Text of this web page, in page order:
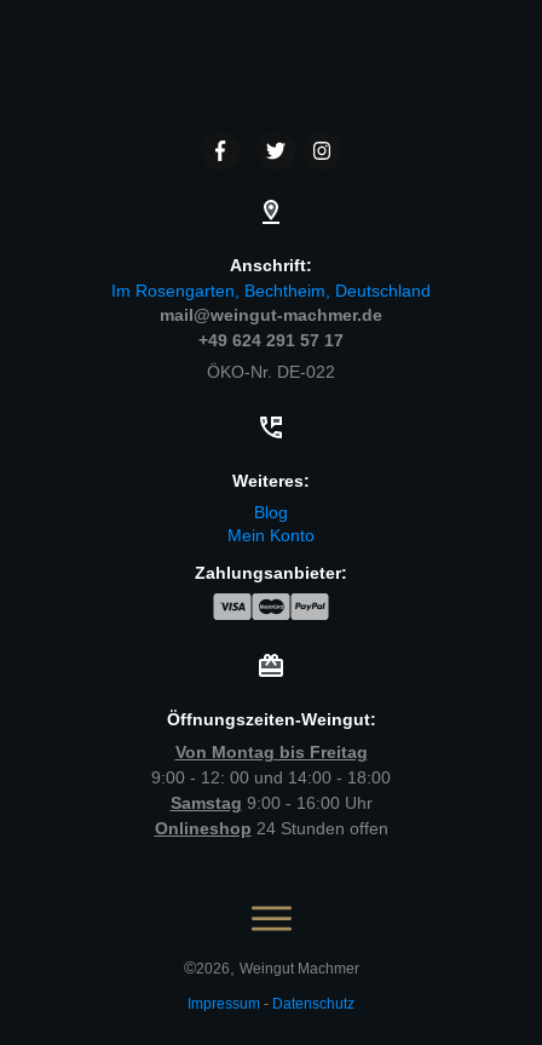
Anschrift:
Im Rosengarten, Bechtheim, Deutschland
mail@weingut-machmer.de
+49 624 291 57 17
ÖKO-Nr. DE-022
Weiteres:
Blog
Mein Konto
Zahlungsanbieter:
Öffnungszeiten-Weingut:
Von Montag bis Freitag
9:00 - 12: 00 und 14:00 - 18:00
Samstag 9:00 - 16:00 Uhr
Onlineshop 24 Stunden offen
©2026 Weingut Machmer
Impressum - Datenschutz